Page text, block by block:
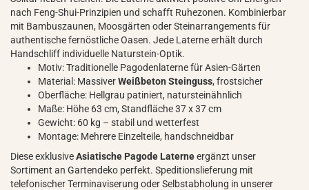
nach Feng-Shui-Prinzipien und schafft Ruhezonen. Kombinierbar
mit Bambuszaunen, Moosgärten oder Steinarrangements für
authentische fernöstliche Oasen. Jede Laterne erhält durch
Handschliff individuelle Naturstein-Optik.
Motiv: Traditionelle Pagodenlaterne für Asien-Gärten
Material: MassiverWeißbeton Steinguss, frostsicher
Oberfläche: Hellgrau patiniert, natursteinähnlich
Maße: Höhe 63 cm, Standfläche 37 x 37 cm
Gewicht: 60 kg – stabil und wetterfest
Montage: Mehrere Einzelteile, handschneidbar
Diese exklusiveAsiatische Pagode Laterneergänzt unser
Sortiment an Gartendeko perfekt. Speditionslieferung mit
telefonischer Terminaviserung oder Selbstabholung in unserer